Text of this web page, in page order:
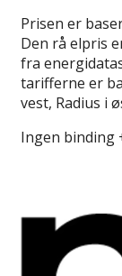
Prisen er
Den rå elpris
fra
tarifferne er
vest, Radius i
Ingen binding